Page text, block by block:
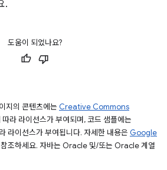
.
도움이 되었나요?
지의 콘텐츠에는 Creative Commons
따라 라이선스가 부여되며, 코드 샘플에는
라이선스가 부여됩니다. 자세한 내용은 Google
조하세요. 자바는 Oracle 및/또는 Oracle 계열